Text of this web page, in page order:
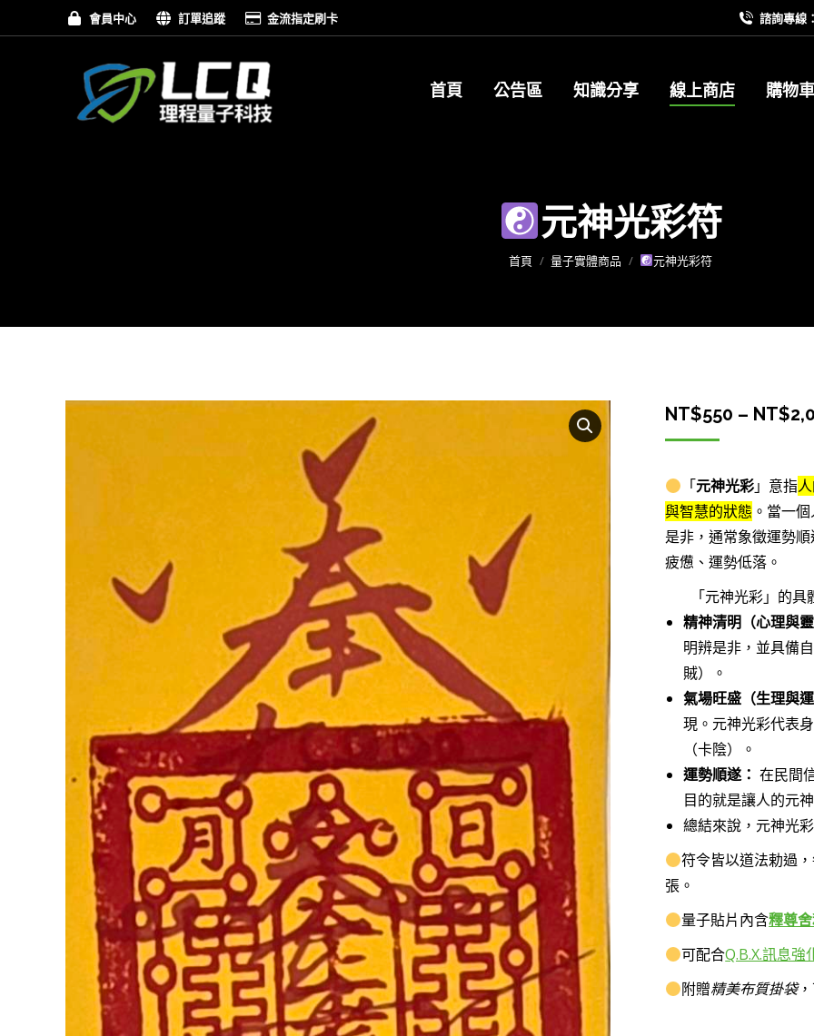
會員中心 訂單追蹤 金流指定刷卡 諮詢專線
首頁 公告區 知識分享 線上商店 購物車
元神光彩符
您在這裡：
首頁 量子實體商品 元神光彩符
NT$550 – NT$
「元神光彩」意指
與智慧的狀態 。當一
是非，通常象徵運勢
疲憊、運勢低落。
「元神光彩」的具
精神清明（心理與
明辨是非，並具備
賊）。
氣場旺盛（生理與
現。元神光彩代表
（卡陰）。
運勢順遂： 在民間
目的就是讓人的元
總結來說，元神光
符令皆以道法勅過
張。
量子貼片內含釋尊
可配合Q.B.X.訊息強
附贈精美布質掛袋